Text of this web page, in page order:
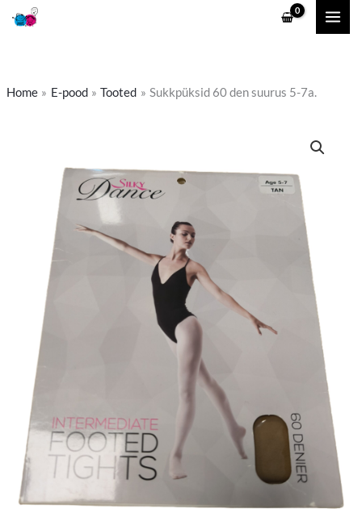
Skip
Home E-pood Tooted Sukkpüksid 60 den suurus 5-7a.